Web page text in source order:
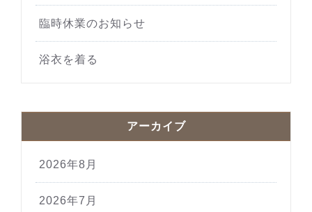
臨時休業のお知らせ
浴衣を着る
アーカイブ
2026年8月
2026年7月